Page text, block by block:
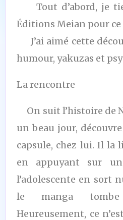
Tout d’abord, je
Éditions Meian pour ce
J’ai aimé cette
humour, yakuzas et
La rencontre
On suit l’histoire de
un beau jour,
capsule, chez lui. Il la
en appuyant sur
l’adolescente en sort
le manga tombe
Heureusement, ce